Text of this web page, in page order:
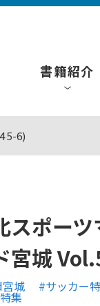
書籍紹介
5-6)
スポー
宮城
城 #サッカー
集